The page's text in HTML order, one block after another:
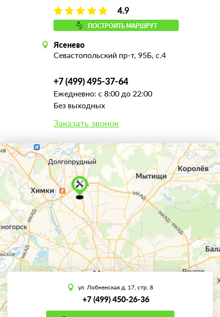
4.9
ПОСТРОИТЬ МАРШРУТ
Ясенево
Севастопольский пр-т, 95Б, с.4
+7 (499) 495-37-64
Ежедневно: с 8:00 до 22:00
Без выходных
Заказать звонок
ул. Лобненская д. 17, стр. 8
+7 (499) 450-26-36